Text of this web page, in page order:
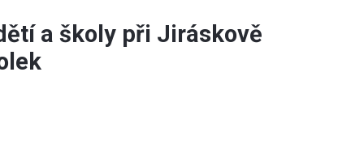
a školy při Jiráskově